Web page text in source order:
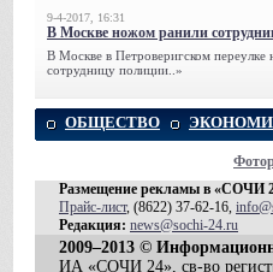
9-4-2017, 16:31
В Москве ножом ранили
В Москве в Петроверигском переулке
сотрудницу полиции..»
ОБЩЕСТВО
Размещение рекламы в «СОЧИ
Прайс-лист, (8622) 37-62-16,
Редакция: news@sochi-24.ru
2009–2013 ©
ИА «СОЧИ 24», св-во